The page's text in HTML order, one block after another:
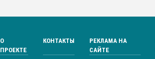
О
ПРОЕКТЕ
КОНТАКТЫ
РЕКЛАМА НА
САЙТЕ